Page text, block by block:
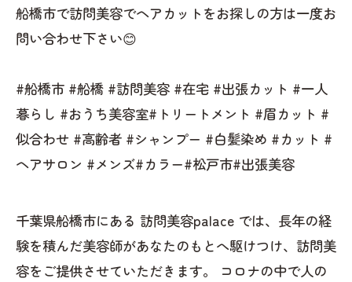
船橋市で訪問美容でヘアカットをお探しの方は一度お
問い合わせ下さい😊
#船橋市 #船橋 #訪問美容 #在宅 #出張カット #一人
暮らし #おうち美容室#トリートメント #眉カット #
似合わせ #高齢者 #シャンプー #白髪染め #カット #
ヘアサロン #メンズ#カラー#松戸市#出張美容
千葉県船橋市にある 訪問美容palace では、長年の経
験を積んだ美容師があなたのもとへ駆けつけ、訪問美
容をご提供させていただきます。 コロナの中で人の